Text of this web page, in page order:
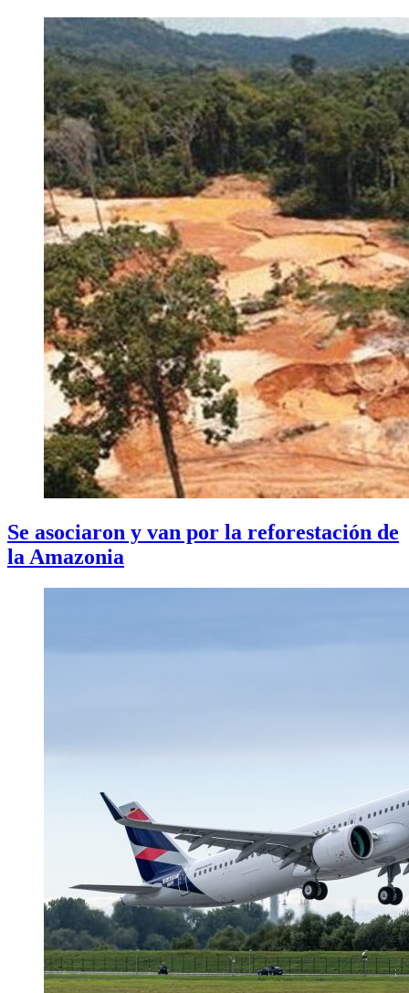
Se asociaron y van por la reforestación de
la Amazonia